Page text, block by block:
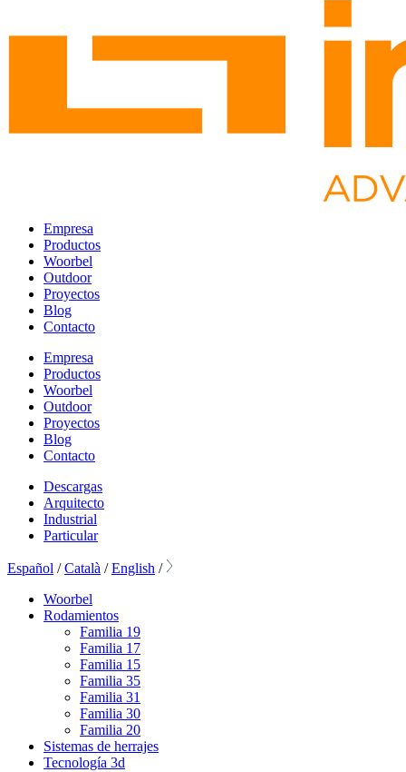
Empresa
Productos
Woorbel
Outdoor
Proyectos
Blog
Contacto
Empresa
Productos
Woorbel
Outdoor
Proyectos
Blog
Contacto
Descargas
Arquitecto
Industrial
Particular
Español /Català /English /
Woorbel
Rodamientos
Familia 19
Familia 17
Familia 15
Familia 35
Familia 31
Familia 30
Familia 20
Sistemas de herrajes
Tecnología 3d